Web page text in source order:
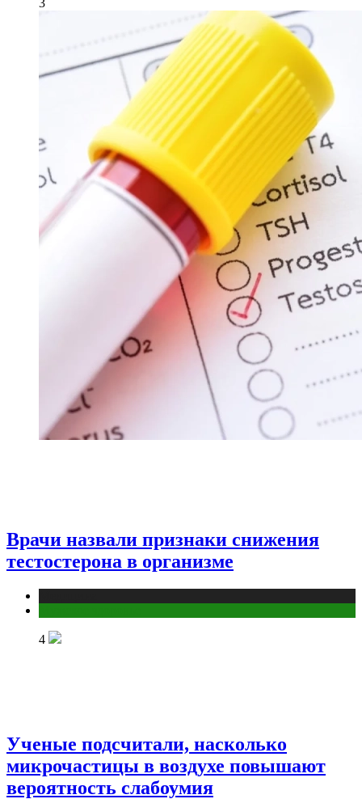
3
Врачи назвали признаки снижения
тестостерона в организме
4
Ученые подсчитали, насколько
микрочастицы в воздухе повышают
вероятность слабоумия